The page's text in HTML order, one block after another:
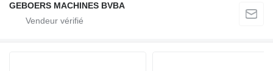
GEBOERS MACHINES BVBA